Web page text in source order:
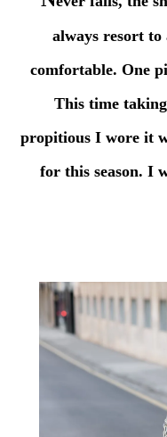
always resort
comfortable. One
This time
propitious I wore it
for this season. I